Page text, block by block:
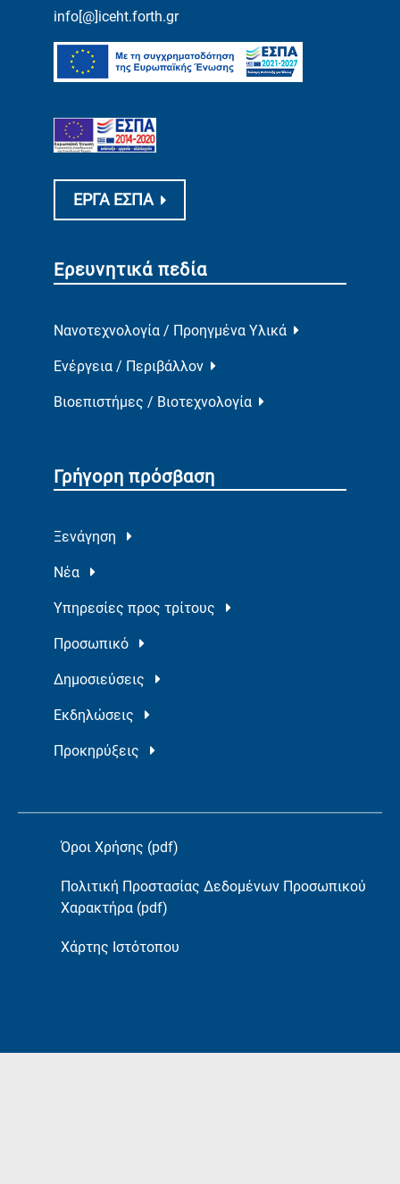
info[@]iceht.forth.gr
ΕΡΓΑ ΕΣΠΑ
Ερευνητικά πεδία
Νανοτεχνολογία / Προηγμένα Υλικά
Ενέργεια / Περιβάλλον
Βιοεπιστήμες / Βιοτεχνολογία
Γρήγορη πρόσβαση
Ξενάγηση
Νέα
Υπηρεσίες προς τρίτους
Προσωπικό
Δημοσιεύσεις
Εκδηλώσεις
Προκηρύξεις
Όροι Χρήσης (pdf)
Πολιτική Προστασίας Δεδομένων Προσωπικού
Χαρακτήρα (pdf)
Χάρτης Ιστότοπου